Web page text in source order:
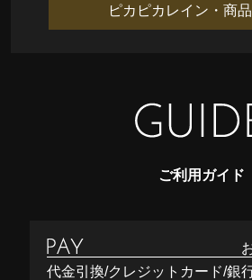
ピカピカレイン・商
ご利用ガイド
代金引換/クレジットカード/銀